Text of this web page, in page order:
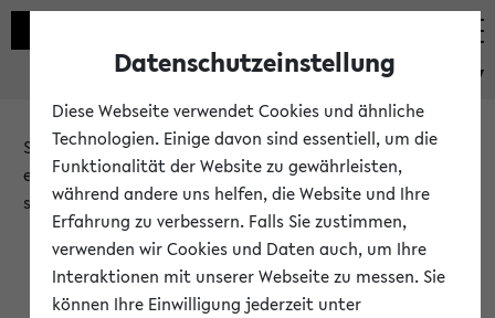
eKVV
Sie möchten auf eine eKVV Funktion zugreifen, die Ihnen
erst nach einer Anmeldung am System zur Verfügung
steht.
Bitte melden Sie sich an:
Datenschutzeinstellung
Diese Webseite verwendet Cookies und ähnliche
Technologien. Einige davon sind essentiell, um die
Funktionalität der Website zu gewährleisten,
während andere uns helfen, die Website und Ihre
Erfahrung zu verbessern. Falls Sie zustimmen,
verwenden wir Cookies und Daten auch, um Ihre
Interaktionen mit unserer Webseite zu messen. Sie
können Ihre Einwilligung jederzeit unter